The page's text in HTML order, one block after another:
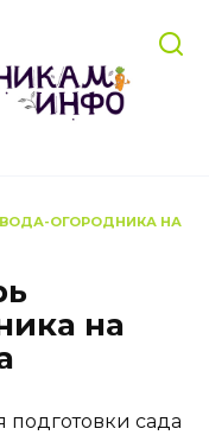
ОГОРОДНИКА НА
на
сада